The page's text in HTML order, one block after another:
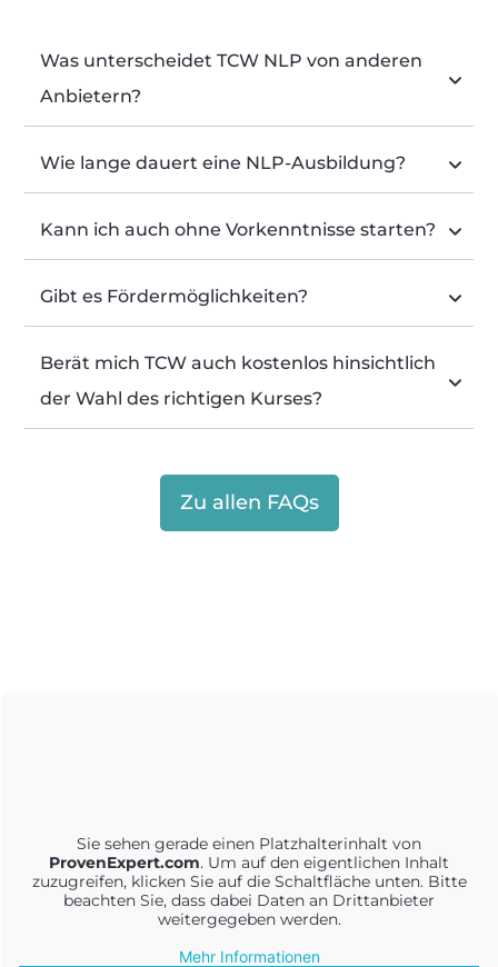
Was unterscheidet TCW NLP von anderen
Anbietern?
Wie lange dauert eine NLP-Ausbildung?
Kann ich auch ohne Vorkenntnisse starten?
Gibt es Fördermöglichkeiten?
Berät mich TCW auch kostenlos hinsichtlich
der Wahl des richtigen Kurses?
Zu allen FAQs
Sie sehen gerade einen Platzhalterinhalt von
ProvenExpert.com. Um auf den eigentlichen Inhalt
zuzugreifen, klicken Sie auf die Schaltfläche unten. Bitte
beachten Sie, dass dabei Daten an Drittanbieter
weitergegeben werden.
Mehr Informationen